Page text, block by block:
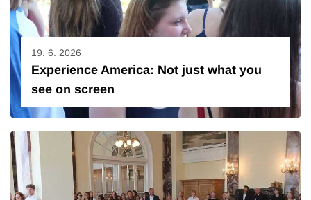
19. 6. 2026
Experience America: Not just what you
see on screen